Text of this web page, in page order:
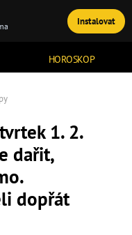
HOROSKOP
TÉMATA
1. 2.
dařit,
dopřát
Instalovat